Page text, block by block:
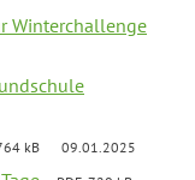
Winterchallenge
kB 09.01.2025